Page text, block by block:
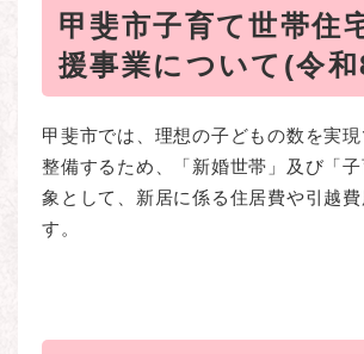
甲斐市子育て世帯住
援事業について(令
甲斐市では、理想の子どもの数を実
整備するため、「新婚世帯」及び「
象として、新居に係る住居費や引越
す。